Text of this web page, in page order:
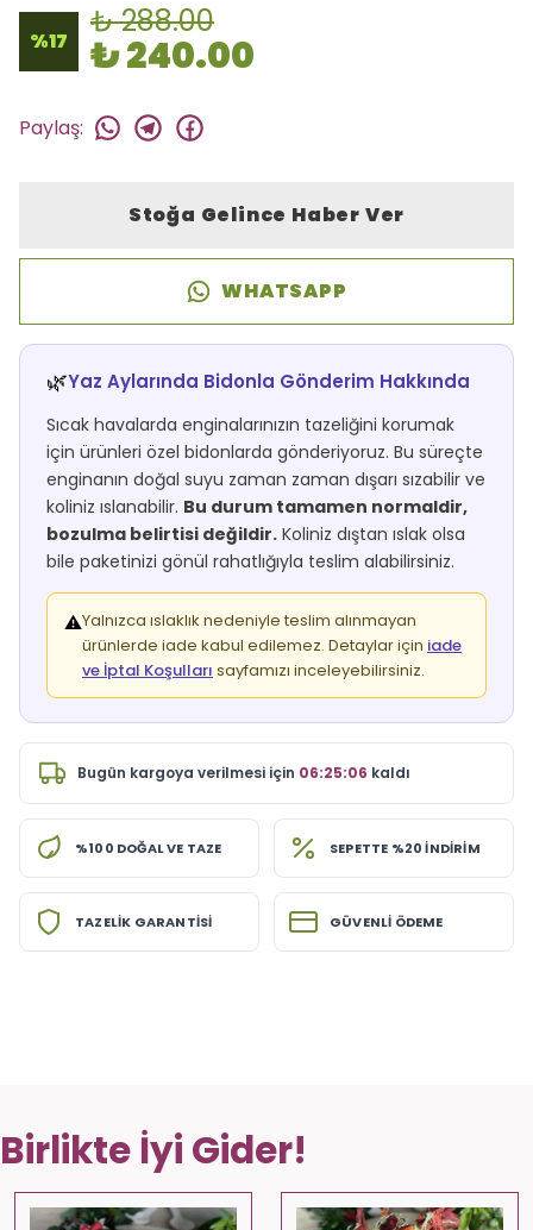
🚚 Hızlı teslimat yapılıyor!
%17
₺ 288.00
₺ 240.00
Paylaş:
Stoğa Gelince Haber Ver
WHATSAPP
🌿Yaz Aylarında Bidonla Gönderim Hakkında
Sıcak havalarda enginalarınızın tazeliğini korumak
için ürünleri özel bidonlarda gönderiyoruz. Bu süreçte
enginanın doğal suyu zaman zaman dışarı sızabilir ve
koliniz ıslanabilir. Bu durum tamamen normaldir,
bozulma belirtisi değildir. Koliniz dıştan ıslak olsa
bile paketinizi gönül rahatlığıyla teslim alabilirsiniz.
⚠️Yalnızca ıslaklık nedeniyle teslim alınmayan
ürünlerde iade kabul edilemez. Detaylar için iade
ve İptal Koşulları sayfamızı inceleyebilirsiniz.
Bugün kargoya verilmesi için 06:25:06 kaldı
%100 DOĞAL VE TAZE SEPETTE %20 İNDİRİM
TAZELİK GARANTİSİ GÜVENLİ ÖDEME
Birlikte İyi Gider!